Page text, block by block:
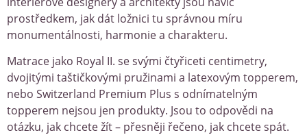
prostředkem, jak dát ložnici tu správnou míru
monumentálnosti, harmonie a charakteru.
Matrace jako Royal II. se svými čtyřiceti centimetry,
dvojitými taštičkovými pružinami a latexovým topperem,
nebo Switzerland Premium Plus s odnímatelným
topperem nejsou jen produkty. Jsou to odpovědi na
otázku, jak chcete žít – přesněji řečeno, jak chcete spát.